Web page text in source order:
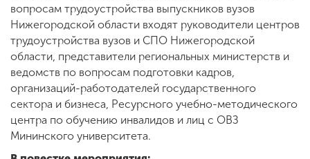
вопросам трудоустройства выпускников вузов
Нижегородской области входят руководители центров
трудоустройства вузов и СПО Нижегородской
области, представители региональных министерств и
ведомств по вопросам подготовки кадров,
организаций-работодателей государственного
сектора и бизнеса, Ресурсного учебно-методического
центра по обучению инвалидов и лиц с ОВЗ
Мининского университета.